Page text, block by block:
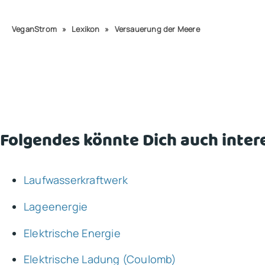
VeganStrom » Lexikon » Versauerung der Meere
Folgendes könnte Dich auch
Laufwasserkraftwerk
Lageenergie
Elektrische Energie
Elektrische Ladung (Coulomb)